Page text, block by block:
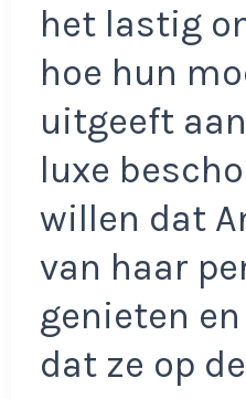
het lastig
hoe hun
uitgeeft
luxe
willen dat
van haar
genieten
dat ze op